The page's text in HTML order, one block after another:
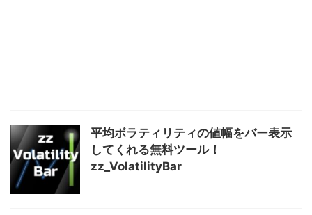
平均ボラティリティの値幅をバー表示
してくれる無料ツール！
zz_VolatilityBar